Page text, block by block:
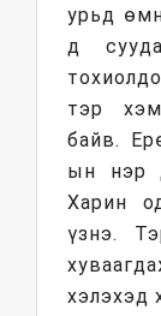
урьд
д
тэр
байв.
ын нэр
Харин
үзнэ.
хэлэхэд